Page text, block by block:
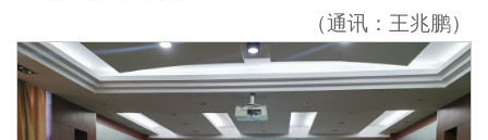
（通讯：王兆鹏）